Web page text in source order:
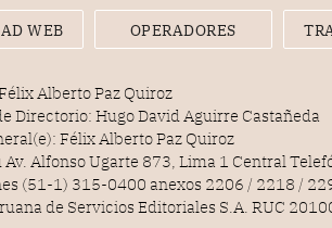
WEB OPERADORES
Alberto Paz Quiroz
Directorio: Hugo David Aguirre Castañeda
Félix Alberto Paz Quiroz
Av. Alfonso Ugarte 873, Lima 1 Central
(51-1) 315-0400 anexos 2206 / 2218 /
de Servicios Editoriales S.A. RUC